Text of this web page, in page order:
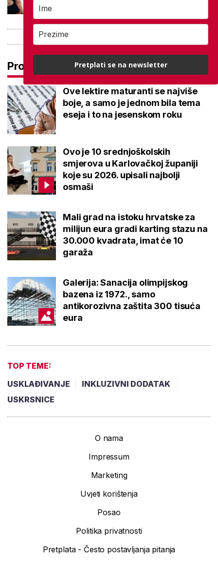
Pročitaj još
Ove lektire maturanti se najviše
boje, a samo je jednom bila tema
eseja i to na jesenskom roku
Ovo je 10 srednjoškolskih
smjerova u Karlovačkoj županiji
koje su 2026. upisali najbolji
osmaši
Mali grad na istoku hrvatske za
milijun eura gradi karting stazu na
30.000 kvadrata, imat će 10
garaža
Galerija: Sanacija olimpijskog
bazena iz 1972., samo
antikorozivna zaštita 300 tisuća
eura
TOP TEME:
USKLAĐIVANJE
INKLUZIVNI DODATAK
USKRSNICE
O nama
Impressum
Marketing
Uvjeti korištenja
Posao
Politika privatnosti
Pretplata - Često postavljanja pitanja
Pretplati se na newsletter